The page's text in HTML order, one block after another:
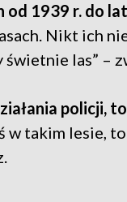
1939 r. do
Nikt ich nie
świetnie las” –
policji,
w takim lesie,